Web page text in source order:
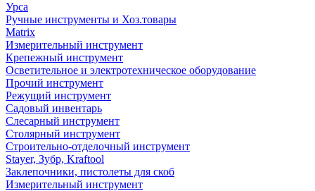
Урса
Ручные инструменты и Хоз.товары
Matrix
Измерительный инструмент
Крепежный инструмент
Осветительное и электротехническое оборудование
Прочий инструмент
Режущий инструмент
Садовый инвентарь
Слесарный инструмент
Столярный инструмент
Строительно-отделочный инструмент
Stayer, Зубр, Kraftool
Заклепочники, пистолеты для скоб
Измерительный инструмент